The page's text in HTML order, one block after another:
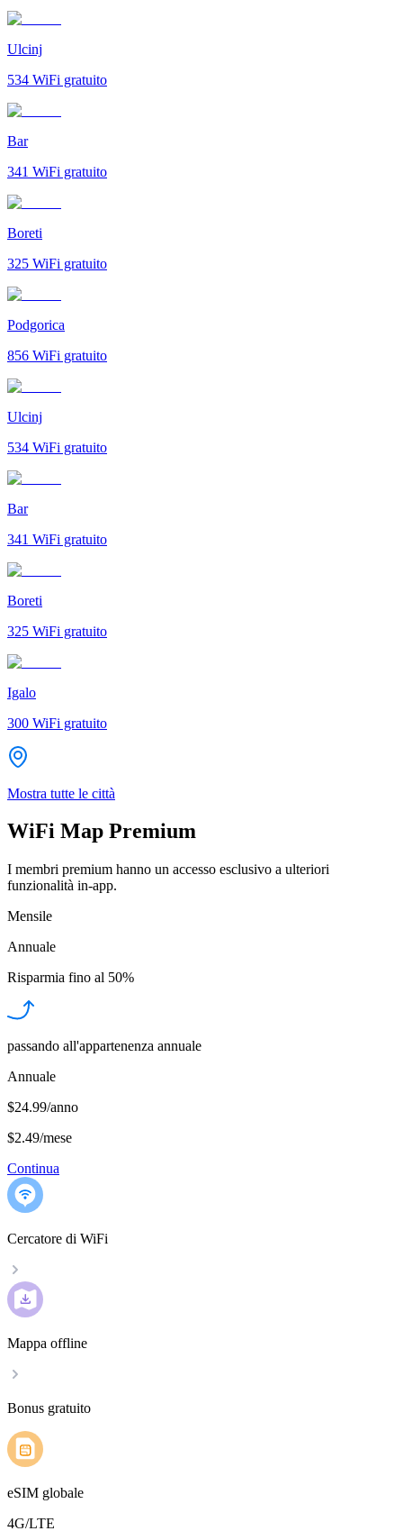
Ulcinj
534 WiFi gratuito
Bar
341 WiFi gratuito
Boreti
325 WiFi gratuito
Podgorica
856 WiFi gratuito
Ulcinj
534 WiFi gratuito
Bar
341 WiFi gratuito
Boreti
325 WiFi gratuito
Igalo
300 WiFi gratuito
Mostra tutte le città
WiFi Map Premium
I membri premium hanno un accesso esclusivo a ulteriori
funzionalità in-app.
Mensile
Annuale
Risparmia fino al 50%
passando all'appartenenza annuale
Annuale
$24.99/anno
$2.49/mese
Continua
Cercatore di WiFi
Mappa offline
Bonus gratuito
eSIM globale
4G/LTE